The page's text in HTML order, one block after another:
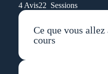
4 Avis22 Sessions
Ce que vous allez
cours